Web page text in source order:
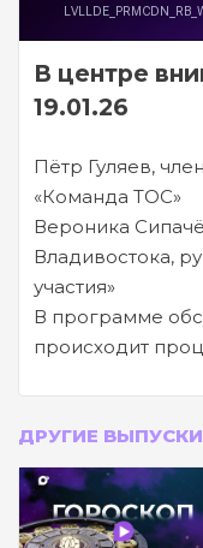
В центре
19.01.26
Пётр Гуляев,
«Команда ТОС»
Вероника
Владивостока,
участия»
В программе
происходит
ДРУГИЕ ВЫПУСКИ